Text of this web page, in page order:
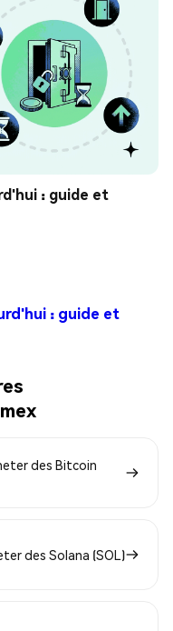
: guide et
: guide et
des Bitcoin
des Solana (SOL)